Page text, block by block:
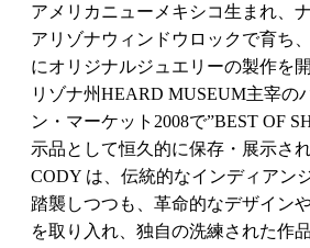
アメリカニューメキシコ生まれ、
アリゾナウィンドウロックで育ち
にオリジナルジュエリーの製作を
リゾナ州HEARD MUSEUM主宰の
ン・マーケット2008で”BEST OF
示品として恒久的に保存・展示さ
CODY は、伝統的なインディアン
踏襲しつつも、革命的なデザイン
を取り入れ、独自の洗練された作